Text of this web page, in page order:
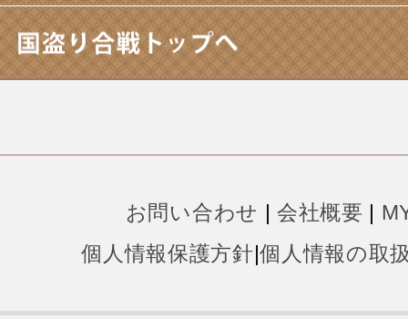
お問い合わせ | 会社概要 |
個人情報保護方針|個人情報の取